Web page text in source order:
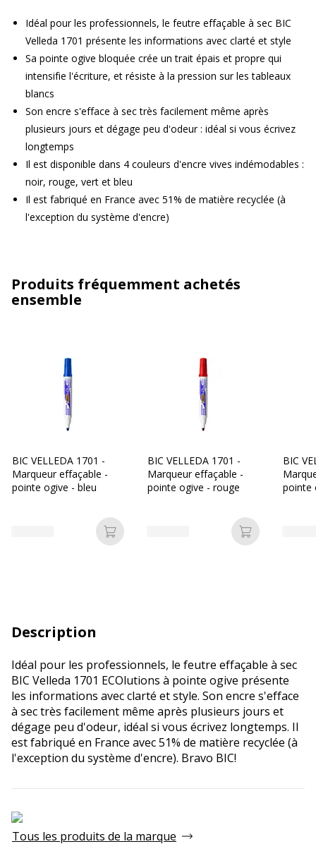
Idéal pour les professionnels, le feutre effaçable à sec BIC
Velleda 1701 présente les informations avec clarté et style
Sa pointe ogive bloquée crée un trait épais et propre qui
intensifie l'écriture, et résiste à la pression sur les tableaux
blancs
Son encre s'efface à sec très facilement même après
plusieurs jours et dégage peu d'odeur : idéal si vous écrivez
longtemps
Il est disponible dans 4 couleurs d'encre vives indémodables :
noir, rouge, vert et bleu
Il est fabriqué en France avec 51% de matière recyclée (à
l'exception du système d'encre)
Produits fréquemment achetés
ensemble
BIC VELLEDA 1701 -
Marqueur effaçable -
pointe ogive - bleu
Ajouter au panier
BIC VELLEDA 1701 -
Marqueur effaçable -
pointe ogive - rouge
Ajouter au
BIC
pointe
Description
Idéal pour les professionnels, le feutre effaçable à sec
BIC Velleda 1701 ECOlutions à pointe ogive présente
les informations avec clarté et style. Son encre s'efface
à sec très facilement même après plusieurs jours et
dégage peu d'odeur, idéal si vous écrivez longtemps. Il
est fabriqué en France avec 51% de matière recyclée (à
l'exception du système d'encre). Bravo BIC!
Tous les produits de la marque